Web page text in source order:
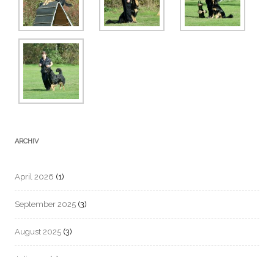
ARCHIV
April 2026 (1)
September 2025 (3)
August 2025 (3)